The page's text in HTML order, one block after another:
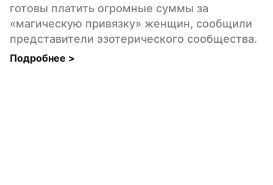
готовы платить огромные суммы за
«магическую привязку» женщин, сообщили
представители эзотерического сообщества.
Подробнее >